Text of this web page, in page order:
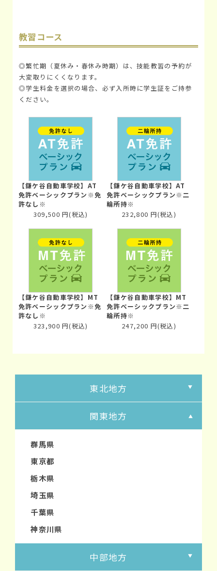
教習コース
◎繁忙期（夏休み・春休み時期）は、技能教習の予約が
大変取りにくくなります。
◎学生料金を選択の場合、必ず入所時に学生証をご持参
ください。
【鎌ケ谷自動車学校】AT
免許ベーシックプラン※免
許なし※
309,500 円(税込)
【鎌ケ谷自動車学校】AT
免許ベーシックプラン※二
輪所持※
232,800 円(税込)
【鎌ケ谷自動車学校】MT
免許ベーシックプラン※免
許なし※
323,900 円(税込)
【鎌ケ谷自動車学校】MT
免許ベーシックプラン※二
輪所持※
247,200 円(税込)
東北地方
関東地方
群馬県
東京都
栃木県
埼玉県
千葉県
神奈川県
中部地方